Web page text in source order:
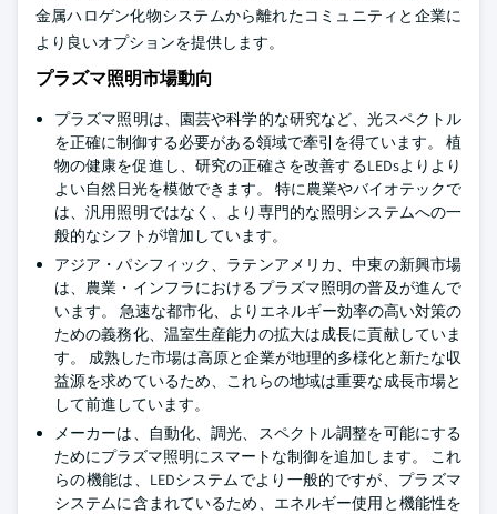
金属ハロゲン化物システムから離れたコミュニティと企業に
より良いオプションを提供します。
プラズマ照明市場動向
プラズマ照明は、園芸や科学的な研究など、光スペクトル
を正確に制御する必要がある領域で牽引を得ています。 植
物の健康を促進し、研究の正確さを改善するLEDsよりより
よい自然日光を模倣できます。 特に農業やバイオテックで
は、汎用照明ではなく、より専門的な照明システムへの一
般的なシフトが増加しています。
アジア・パシフィック、ラテンアメリカ、中東の新興市場
は、農業・インフラにおけるプラズマ照明の普及が進んで
います。 急速な都市化、よりエネルギー効率の高い対策の
ための義務化、温室生産能力の拡大は成長に貢献していま
す。 成熟した市場は高原と企業が地理的多様化と新たな収
益源を求めているため、これらの地域は重要な成長市場と
して前進しています。
メーカーは、自動化、調光、スペクトル調整を可能にする
ためにプラズマ照明にスマートな制御を追加します。 これ
らの機能は、LEDシステムでより一般的ですが、プラズマ
システムに含まれているため、エネルギー使用と機能性を